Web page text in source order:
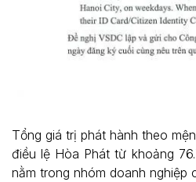
Tổng giá trị phát hành theo
điều lệ Hòa Phát từ khoảng
nằm trong nhóm doanh nghiệp